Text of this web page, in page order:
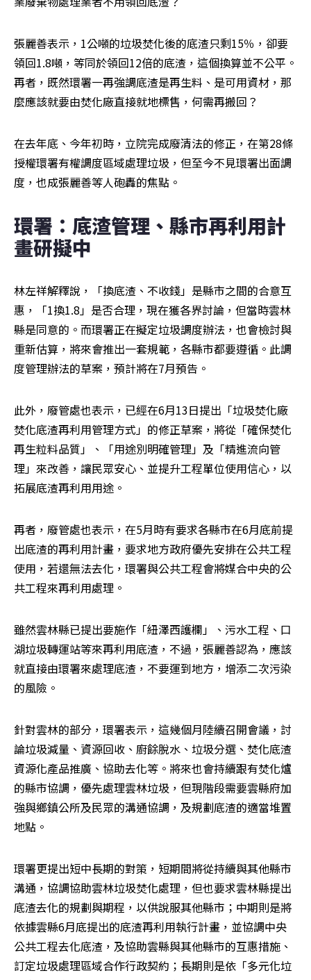
張麗善表示，1公噸的垃圾焚化後的底渣只剩15％，卻要
領回1.8噸，等同於領回12倍的底渣，這個換算並不公平。
再者，既然環署一再強調底渣是再生料、是可用資材，那
麼應該就要由焚化廠直接就地標售，何需再搬回？
在去年底、今年初時，立院完成廢清法的修正，在第28條
授權環署有權調度區域處理垃圾，但至今不見環署出面調
度，也成張麗善等人砲轟的焦點。
環署：底渣管理、縣市再利用計
畫研擬中
林左祥解釋說，「換底渣、不收錢」是縣市之間的合意互
惠，「1換1.8」是否合理，現在獲各界討論，但當時雲林
縣是同意的。而環署正在擬定垃圾調度辦法，也會檢討與
重新估算，將來會推出一套規範，各縣市都要遵循。此調
度管理辦法的草案，預計將在7月預告。
此外，廢管處也表示，已經在6月13日提出「垃圾焚化廠
焚化底渣再利用管理方式」的修正草案，將從「確保焚化
再生粒料品質」、「用途別明確管理」及「精進流向管
理」來改善，讓民眾安心、並提升工程單位使用信心，以
拓展底渣再利用用途。
再者，廢管處也表示，在5月時有要求各縣市在6月底前提
出底渣的再利用計畫，要求地方政府優先安排在公共工程
使用，若還無法去化，環署與公共工程會將媒合中央的公
共工程來再利用處理。
雖然雲林縣已提出要施作「紐澤西護欄」、污水工程、口
湖垃圾轉運站等來再利用底渣，不過，張麗善認為，應該
就直接由環署來處理底渣，不要運到地方，增添二次污染
的風險。
針對雲林的部分，環署表示，這幾個月陸續召開會議，討
論垃圾減量、資源回收、廚餘脫水、垃圾分選、焚化底渣
資源化產品推廣、協助去化等。將來也會持續跟有焚化爐
的縣市協調，優先處理雲林垃圾，但現階段需要雲縣府加
強與鄉鎮公所及民眾的溝通協調，及規劃底渣的適當堆置
地點。
環署更提出短中長期的對策，短期間將從持續與其他縣市
溝通，協調協助雲林垃圾焚化處理，但也要求雲林縣提出
底渣去化的規劃與期程，以供說服其他縣市；中期則是將
依據雲縣6月底提出的底渣再利用執行計畫，並協調中央
公共工程去化底渣，及協助雲縣與其他縣市的互惠措施、
訂定垃圾處理區域合作行政契約；長期則是依「多元化垃